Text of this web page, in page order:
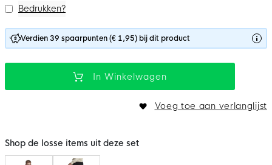
Bedrukken?
Verdien 39 spaarpunten (€ 1,95) bij dit product
In Winkelwagen
Voeg toe aan verlanglijst
Shop de losse items uit deze set